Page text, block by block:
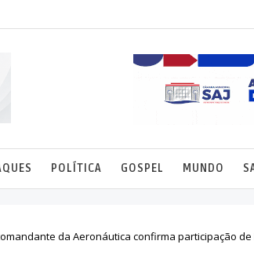
POLÍTICA GOSPEL MUNDO
da Aeronáutica confirma participação